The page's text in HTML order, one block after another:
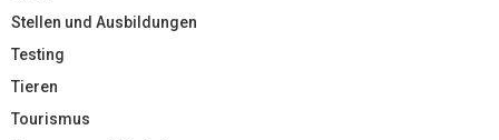
Stellen und Ausbildungen
Testing
Tieren
Tourismus